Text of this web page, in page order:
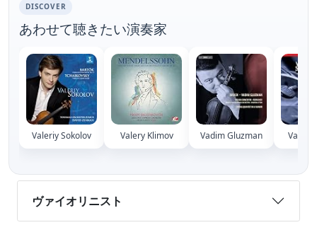
DISCOVER
あわせて聴きたい演奏家
Valeriy Sokolov Valery Klimov Vadim Gluzman Vadim
ヴァイオリニスト